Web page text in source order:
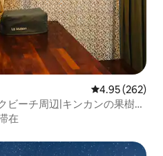
レビュー262
4.95 (262)
ビーチ周辺|キンカンの果樹園
ーム2|キッズプレイエリア|
在